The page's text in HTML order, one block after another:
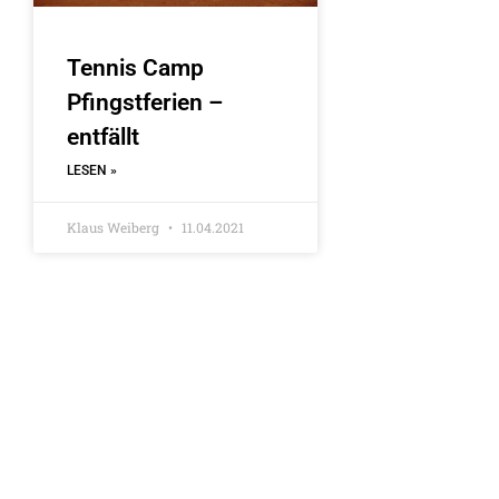
Tennis Camp
Pfingstferien –
entfällt
LESEN »
Klaus Weiberg 11.04.2021